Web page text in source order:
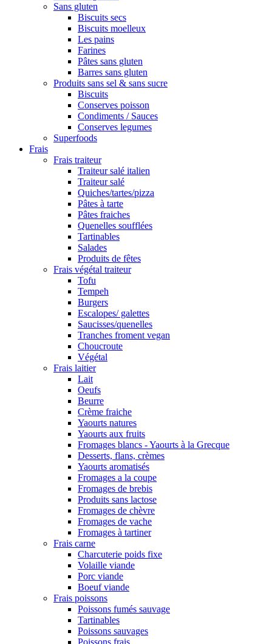
Sans gluten
Biscuits secs
Biscuits moelleux
Les pains
Farines
Pâtes sans gluten
Barres sans gluten
Produits sans sel & sans sucre
Biscuits
Conserves poisson
Condiments / Sauces
Conserves legumes
Superfoods
Frais
Frais traiteur
Traiteur salé italien
Traiteur salé
Quiches/tartes/pizza
Pâtes à tarte
Pâtes fraiches
Quenelles soufflées
Tartinables
Salades
Produits de fêtes
Frais végétal traiteur
Tofu
Tempeh
Burgers
Escalopes/ galettes
Saucisses/quenelles
Tranches froment vegan
Choucroute
Végétal
Frais laitier
Lait
Oeufs
Beurre
Crème fraiche
Yaourts natures
Yaourts aux fruits
Fromages blancs - Yaourts à la Grecque
Desserts, flans, crèmes
Yaourts aromatisés
Fromages a la coupe
Fromages de brebis
Produits sans lactose
Fromages de chèvre
Fromages de vache
Fromages à tartiner
Frais carne
Charcuterie poids fixe
Volaille viande
Porc viande
Boeuf viande
Frais poissons
Poissons fumés sauvage
Tartinables
Poissons sauvages